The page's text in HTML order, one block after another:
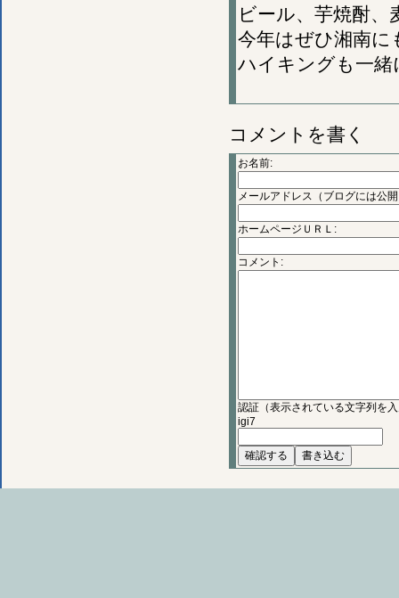
ビール、芋焼酎
今年はぜひ湘南に
ハイキングも一
コメントを書く
お名前:
メールアドレス（ブログには公
ホームページＵＲＬ:
コメント:
認証（表示されている文字列を
igi7